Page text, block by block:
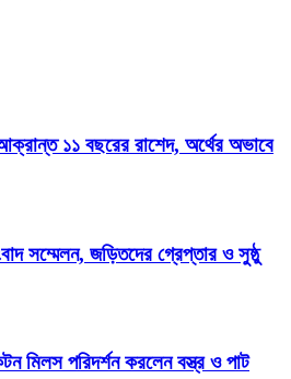
১১ বছরের রাশেদ, অর্থের অভাবে
সম্মেলন, জড়িতদের গ্রেপ্তার ও সুষ্ঠু
মিলস পরিদর্শন করলেন বস্ত্র ও পাট